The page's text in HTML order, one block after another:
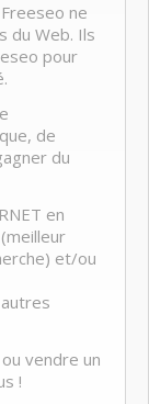
ne
du Web. Ils
pour
de
du
en
et/ou
vendre un
!